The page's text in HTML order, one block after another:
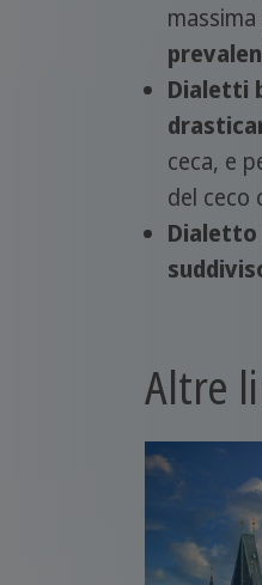
Dialetti
ceca, e
del ceco
Altre